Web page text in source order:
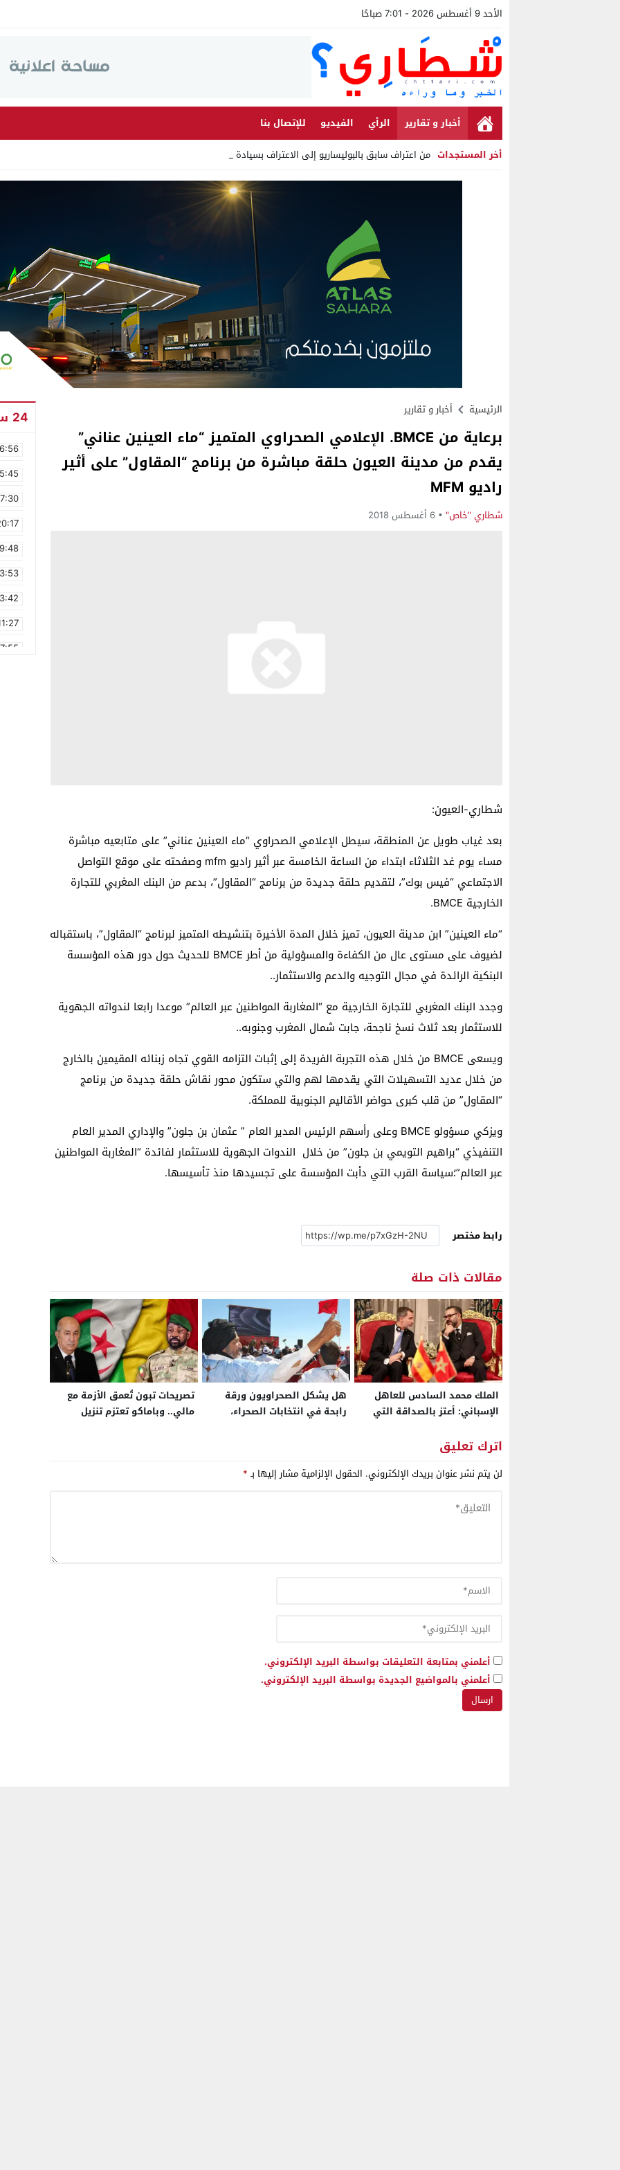
الأحد 9 أغسطس 2026 - 7:01 صباحًا
أخبار و تقارير الرأي الفيديو
للإتصال بنا
أخر المستجدات من اعتراف سابق بالبوليساريو إلى الاعتراف بسيادة المغرب عل _
Stop
الرئيسية أخبار و تقارير
برعاية من BMCE. الإعلامي الصحراوي المتميز “ماء العينين عناني”
يقدم من مدينة العيون حلقة مباشرة من برنامج “المقاول” على أثير
راديو MFM
شطاري "خاص" 6 أغسطس 2018
شطاري-العيون:
بعد غياب طويل عن المنطقة، سيطل الإعلامي الصحراوي “ماء العينين عناني” على متابعيه مباشرة
مساء يوم غد الثلاثاء ابتداء من الساعة الخامسة عبر أثير راديو mfm وصفحته على موقع التواصل
الاجتماعي “فيس بوك”، لتقديم حلقة جديدة من برنامج “المقاول”، بدعم من البنك المغربي للتجارة
الخارجية BMCE.
“ماء العينين” ابن مدينة العيون، تميز خلال المدة الأخيرة بتنشيطه المتميز لبرنامج “المقاول”، باستقباله
لضيوف على مستوى عال من الكفاءة والمسؤولية من أطر BMCE للحديث حول دور هذه المؤسسة
البنكية الرائدة في مجال التوجيه والدعم والاستثمار..
وجدد البنك المغربي للتجارة الخارجية مع “المغاربة المواطنين عبر العالم” موعدا رابعا لندواته الجهوية
للاستثمار بعد ثلاث نسخ ناجحة، جابت شمال المغرب وجنوبه..
ويسعى BMCE من خلال هذه التجربة الفريدة إلى إثبات التزامه القوي تجاه زبنائه المقيمين بالخارج
من خلال عديد التسهيلات التي يقدمها لهم والتي ستكون محور نقاش حلقة جديدة من برنامج
“المقاول” من قلب كبرى حواضر الأقاليم الجنوبية للمملكة.
ويزكي مسؤولو BMCE وعلى رأسهم الرئيس المدير العام ” عثمان بن جلون” والإداري المدير العام
التنفيذي “براهيم التويمي بن جلون” من خلال الندوات الجهوية للاستثمار لفائدة “المغاربة المواطنين
عبر العالم”؛سياسة القرب التي دأبت المؤسسة على تجسيدها منذ تأسيسها.
رابط مختصر
مقالات ذات صلة
الملك محمد السادس للعاهل
الإسباني: أعتز بالصداقة التي
هل يشكل الصحراويون ورقة
رابحة في انتخابات الصحراء،
تصريحات تبون تُعمق الأزمة مع
مالي.. وباماكو تعتزم تنزيل
اترك تعليق
لن يتم نشر عنوان بريدك الإلكتروني. الحقول الإلزامية مشار إليها بـ*
أعلمني بمتابعة التعليقات بواسطة البريد الإلكتروني.
أعلمني بالمواضيع الجديدة بواسطة البريد الإلكتروني.
24 ساعة